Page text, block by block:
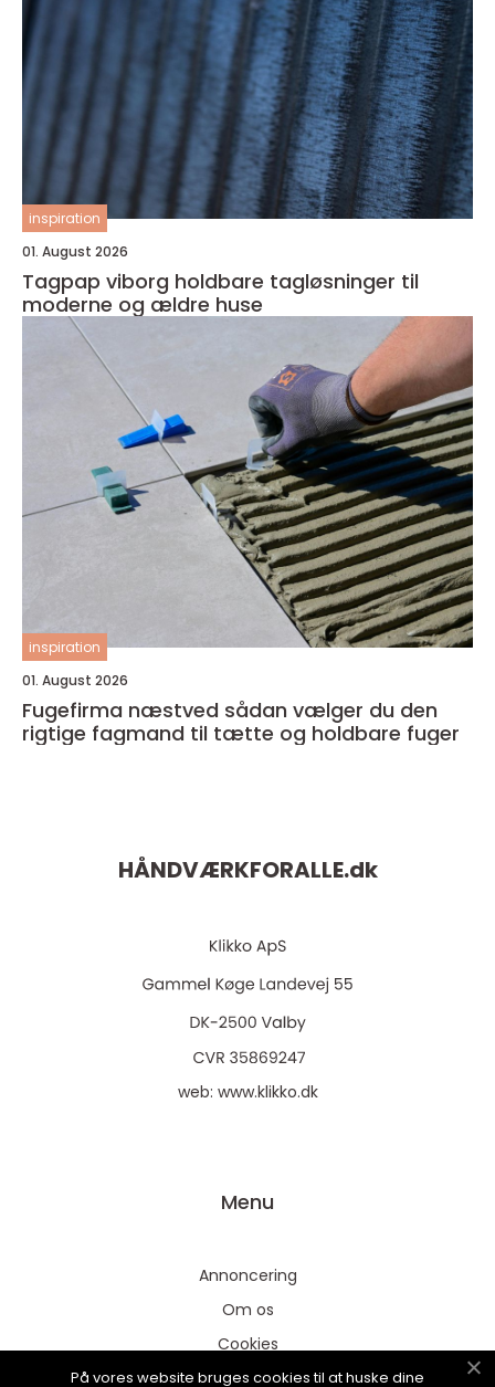
inspiration
01. August 2026
Tagpap viborg holdbare tagløsninger til
moderne og ældre huse
inspiration
01. August 2026
Fugefirma næstved sådan vælger du den
rigtige fagmand til tætte og holdbare fuger
HÅNDVÆRKFORALLE.dk
web: www.klikko.dk
Menu
Annoncering
Om os
Cookies
Kontakt os
På vores website bruges cookies til at huske dine